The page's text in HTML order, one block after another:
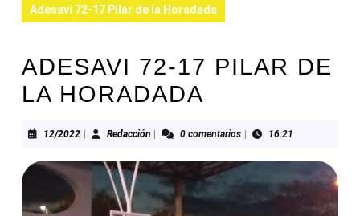
Adesavi 72-17 Pilar de la Horadada
ADESAVI 72-17 PILAR DE
LA HORADADA
12/202212/2022RedacciónRedacción0 comentarios 16:21